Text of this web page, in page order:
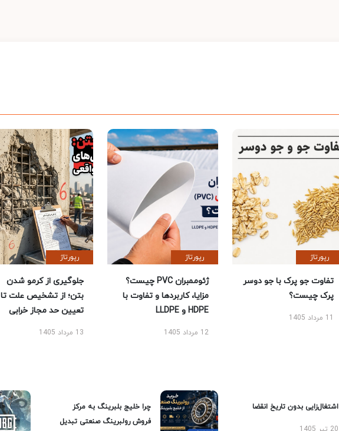
رپورتاژ
تفاوت جو پرک با جو دوسر
پرک چیست؟
11 مرداد 1405
رپورتاژ
ژئوممبران PVC چیست؟
مزایا، کاربردها و تفاوت با
HDPE و LLDPE
12 مرداد 1405
رپورتاژ
جلوگیری از کرمو شدن
بتن؛ از تشخیص علت تا
تعیین حد مجاز خرابی
13 مرداد 1405
اشتغال‌زایی بدون تاریخ انقضا
چرا خلیج بلبرینگ به مرکز
فروش رولبرینگ صنعتی تبدیل